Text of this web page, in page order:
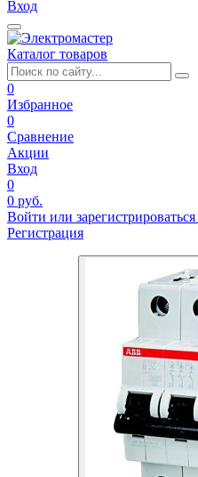
Вход
Каталог товаров
0
Избранное
0
Сравнение
Акции
Вход
0
0 руб.
Войти или зарегистрироваться
Регистрация